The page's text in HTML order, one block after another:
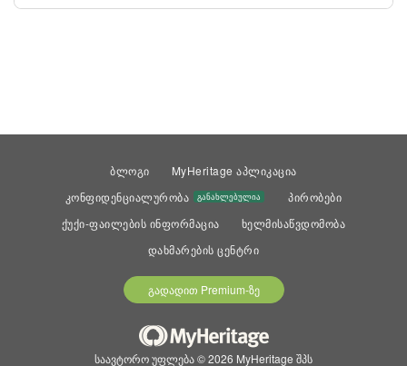
ბლოგი
MyHeritage აპლიკაცია
კონფიდენციალურობა
განახლებულია
პირობები
ქუქი-ფაილების ინფორმაცია
ხელმისაწვდომობა
დახმარების ცენტრი
გადადით Premium-ზე
საავტორო უფლება © 2026 MyHeritage შპს